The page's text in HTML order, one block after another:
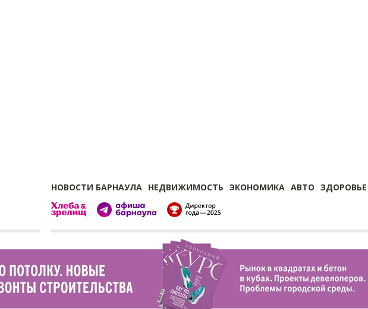
НОВОСТИ БАРНАУЛА НЕДВИЖИМОСТЬ ЭКОНОМИКА АВТО ЗДОРОВЬЕ